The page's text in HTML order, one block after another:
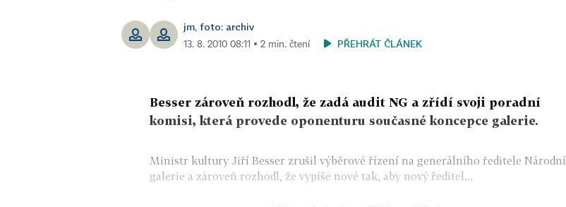
jm, foto: archiv
13. 8. 2010 08:11 ▪ 2 min. čtení PŘEHRÁT ČLÁNEK
Besser zároveň rozhodl, že zadá audit NG a zřídí svoji poradní
komisi, která provede oponenturu současné koncepce galerie.
Ministr kultury Jiří Besser zrušil výběrové řízení na generálního ředitele Národní
galerie a zároveň rozhodl, že vypíše nové tak, aby nový ředitel...